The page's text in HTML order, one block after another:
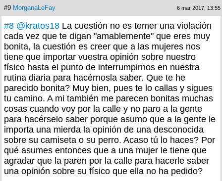
#9 MorganaLeFay 6 mar 2017, 13:55
#8 @kratos18 La cuestión no es temer una violación
cada vez que te digan "amablemente" que eres muy
bonita, la cuestión es creer que a las mujeres nos
tiene que importar vuestra opinión sobre nuestro
físico hasta el punto de interrumpirnos en nuestra
rutina diaria para hacérnosla saber. Que te he
parecido bonita? Muy bien, pues te lo callas y sigues
tu camino. A mi también me parecen bonitas muchas
cosas cuando voy por la calle y no paro a la gente
para hacérselo saber porque asumo que a la gente le
importa una mierda la opinión de una desconocida
sobre su camiseta o su perro. Acaso tú lo haces? Por
qué asumes entonces que a una mujer le tiene que
agradar que la paren por la calle para hacerle saber
una opinión sobre su físico que ella no ha pedido?